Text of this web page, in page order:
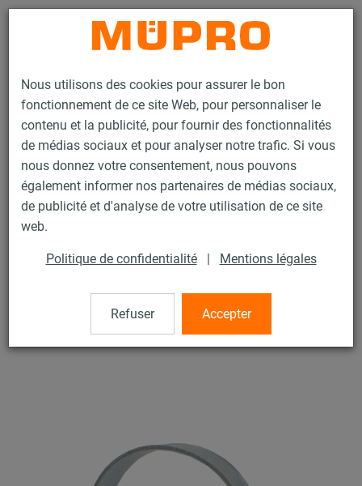
Nous utilisons des cookies pour assurer le bon
fonctionnement de ce site Web, pour personnaliser le
contenu et la publicité, pour fournir des fonctionnalités
de médias sociaux et pour analyser notre trafic. Si vous
nous donnez votre consentement, nous pouvons
également informer nos partenaires de médias sociaux,
de publicité et d'analyse de votre utilisation de ce site
web.
Politique de confidentialité | Mentions légales
Refuser Accepter
Contact
Produits Technique de fixation Colliers Collier PONTET
44 / 60
Collier Pontet sans garniture, 110 mm, 30 x 3 mm, trou non
débouchant M10, electrozingué